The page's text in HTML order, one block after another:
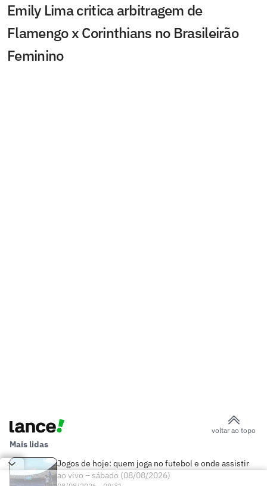
Emily Lima critica arbitragem de
Flamengo x Corinthians no Brasileirão
Feminino
voltar ao topo
Mais lidas
Jogos de hoje: quem joga no futebol e onde assistir
ao vivo – sábado (08/08/2026)